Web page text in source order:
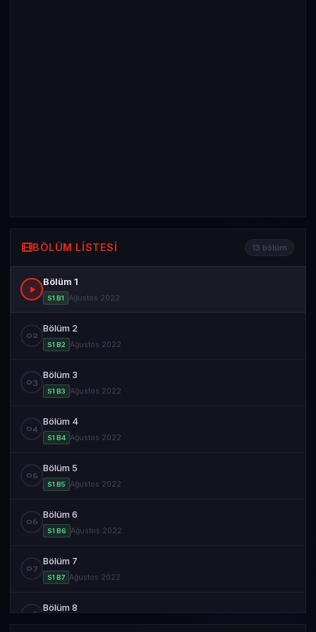
BÖLÜM LISTESI 13 bölüm
Bölüm 1
S1 B1 Ağustos 2022
02
Bölüm 2
S1 B2 Ağustos 2022
03
Bölüm 3
S1 B3 Ağustos 2022
04
Bölüm 4
S1 B4 Ağustos 2022
05
Bölüm 5
S1 B5 Ağustos 2022
06
Bölüm 6
S1 B6 Ağustos 2022
07
Bölüm 7
S1 B7 Ağustos 2022
08
Bölüm 8
S1 B8 Ağustos 2022